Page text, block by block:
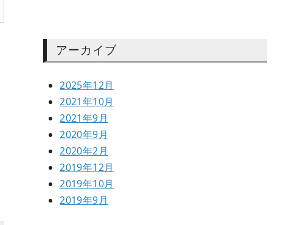
アーカイブ
2025年12月
2021年10月
2021年9月
2020年9月
2020年2月
2019年12月
2019年10月
2019年9月